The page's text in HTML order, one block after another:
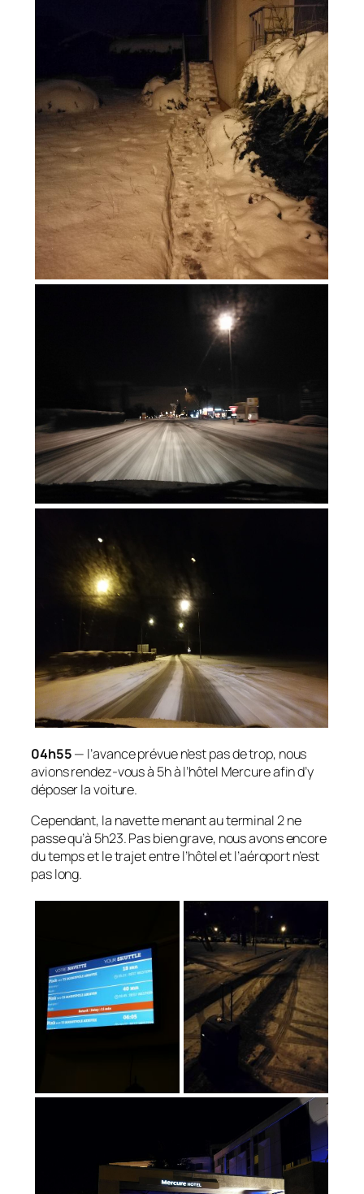
04h55— l’avance prévue n’est pas de trop, nous
avions rendez-vous à 5h à l’hôtel Mercure afin d’y
déposer la voiture.
Cependant, la navette menant au terminal 2 ne
passe qu’à 5h23. Pas bien grave, nous avons encore
du temps et le trajet entre l’hôtel et l’aéroport n’est
pas long.